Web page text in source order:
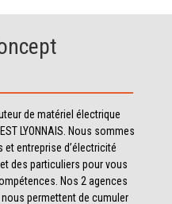
de matériel électrique
LYONNAIS. Nous sommes
entreprise d’électricité
des particuliers pour vous
Nos 2 agences
nous permettent de cumuler